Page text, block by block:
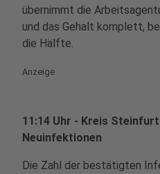
übernimmt die
und das Gehalt komplett,
die Hälfte.
Anzeige
11:14 Uhr - Kreis
Neuinfektionen
Die Zahl der bestätigten